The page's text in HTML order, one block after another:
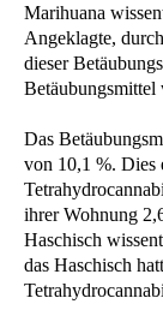
Marihuana
Angeklagte,
dieser
Betäubungsmittel
Das
von 10,1 %. Dies
ihrer Wohnung
Haschisch
das Haschisch